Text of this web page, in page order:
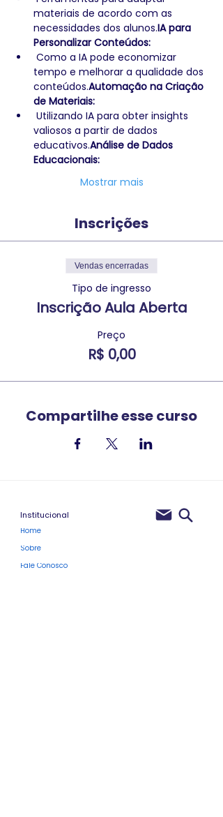
materiais de acordo com as
necessidades dos alunos.IA para
Personalizar Conteúdos:
tempo e melhorar a qualidade dos
conteúdos.Automação na Criação
de Materiais:
valiosos a partir de dados
educativos.Análise de Dados
Educacionais:
Mostrar mais
Inscrições
Vendas encerradas
Tipo de ingresso
Inscrição Aula Aberta
Preço
R$ 0,00
Compartilhe esse curso
Institucional
Home
Sobre
Fale Conosco